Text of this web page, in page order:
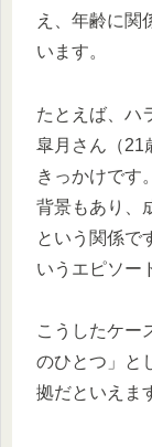
え、年齢に関
います。
たとえば、ハ
皐月さん（21
きっかけです
背景もあり、
という関係で
いうエピソー
こうしたケー
のひとつ」と
拠だといえま